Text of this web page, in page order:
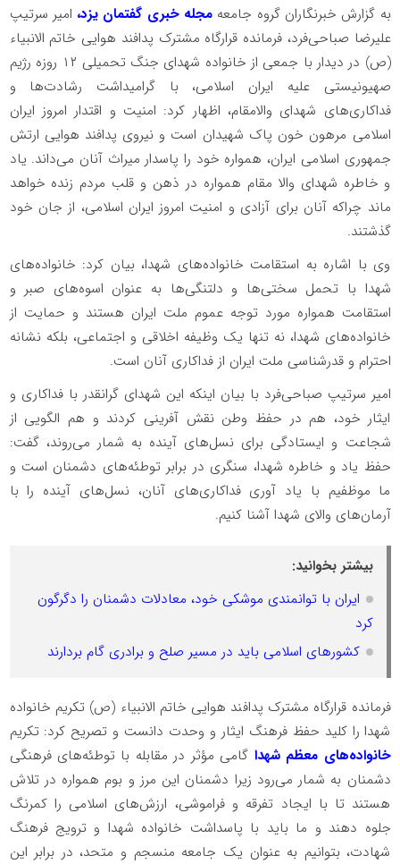
به گزارش خبرنگاران گروه جامعه مجله خبری گفتمان یزد، امیر سرتیپ
علیرضا صباحی‌فرد، فرمانده قرارگاه مشترک پدافند هوایی خاتم الانبیاء
(ص) در دیدار با جمعی از خانواده شهدای جنگ تحمیلی ۱۲ روزه رژیم
صهیونیستی علیه ایران اسلامی، با گرامیداشت رشادت‌ها و
فداکاری‌های شهدای والامقام، اظهار کرد: امنیت و اقتدار امروز ایران
اسلامی مرهون خون پاک شهیدان است و نیروی پدافند هوایی ارتش
جمهوری اسلامی ایران، همواره خود را پاسدار میراث آنان می‌داند. یاد
و خاطره شهدای والا مقام همواره در ذهن و قلب مردم زنده خواهد
ماند چراکه آنان برای آزادی و امنیت امروز ایران اسلامی، از جان خود
گذشتند.
وی با اشاره به استقامت خانواده‌های شهدا، بیان کرد: خانواده‌های
شهدا با تحمل سختی‌ها و دلتنگی‌ها به عنوان اسوه‌های صبر و
استقامت همواره مورد توجه عموم ملت ایران هستند و حمایت از
خانواده‌های شهدا، نه تنها یک وظیفه اخلاقی و اجتماعی، بلکه نشانه
احترام و قدرشناسی ملت ایران از فداکاری آنان است.
امیر سرتیپ صباحی‌فرد با بیان اینکه این شهدای گرانقدر با فداکاری و
ایثار خود، هم در حفظ وطن نقش آفرینی کردند و هم الگویی از
شجاعت و ایستادگی برای نسل‌های آینده به شمار می‌روند، گفت:
حفظ یاد و خاطره شهدا، سنگری در برابر توطئه‌های دشمنان است و
ما موظفیم با یاد آوری فداکاری‌های آنان، نسل‌های آینده را با
آرمان‌های والای شهدا آشنا کنیم.
بیشتر بخوانید:
ایران با توانمندی موشکی خود، معادلات دشمنان را دگرگون
کرد
کشور‌های اسلامی باید در مسیر صلح و برادری گام بردارند
فرمانده قرارگاه مشترک پدافند هوایی خاتم الانبیاء (ص) تکریم خانواده
شهدا را کلید حفظ فرهنگ ایثار و وحدت دانست و تصریح کرد: تکریم
خانواده‌های معظم شهدا گامی مؤثر در مقابله با توطئه‌های فرهنگی
دشمنان به شمار می‌رود زیرا دشمنان این مرز و بوم همواره در تلاش
هستند تا با ایجاد تفرقه و فراموشی، ارزش‌های اسلامی را کمرنگ
جلوه دهند و ما باید با پاسداشت خانواده شهدا و ترویج فرهنگ
شهادت، بتوانیم به عنوان یک جامعه منسجم و متحد، در برابر این